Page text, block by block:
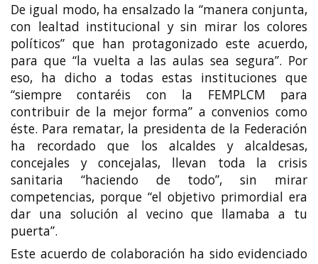
De igual modo, ha ensalzado la “manera conjunta,
con lealtad institucional y sin mirar los colores
políticos” que han protagonizado este acuerdo,
para que “la vuelta a las aulas sea segura”. Por
eso, ha dicho a todas estas instituciones que
“siempre contaréis con la FEMPLCM para
contribuir de la mejor forma” a convenios como
éste. Para rematar, la presidenta de la Federación
ha recordado que los alcaldes y alcaldesas,
concejales y concejalas, llevan toda la crisis
sanitaria “haciendo de todo”, sin mirar
competencias, porque “el objetivo primordial era
dar una solución al vecino que llamaba a tu
puerta”.
Este acuerdo de colaboración ha sido evidenciado